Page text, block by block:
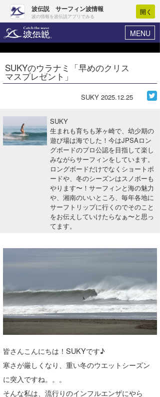
波伝説 サーフィン波情報
波の情報を波伝説アプリでみる
開く
MENU
ヘルプ マイホーム
ログイン
波情報･概況
WAVE HUNTER波予想ツール
サーフィンエリアガイド
会員メニュー
SUKYのウラナミ「早めのクリス
マスプレゼント」
SUKY 2025.12.25
SUKY
生まれも育ちも茅ヶ崎で、幼少期の
遊び場は海でした！今はJPSAロン
グボードのプロ公認を目指して楽し
みながらサーフィンをしています。
ロングボードだけでなくショートボ
ードや、冬のシーズンはスノボーも
やります〜！サーフィンと海の魅力
や、湘南のいいところ、毎年各地に
サーフトリップに行くのでそのこと
をお伝えしていけたらなぁ〜と思っ
てます。
皆さんこんにちは！SUKYです♪
寒さが厳しくなり、重い冬のウエットシーズン
に突入ですね。。。
そんな私は、流行りのインフルエンザにやら
Core Surf Japan
アート＆エンタメ
ショップ情報
ショップ情報
千葉南
大阪
四国
沖縄
VOTE!
サーファーズ